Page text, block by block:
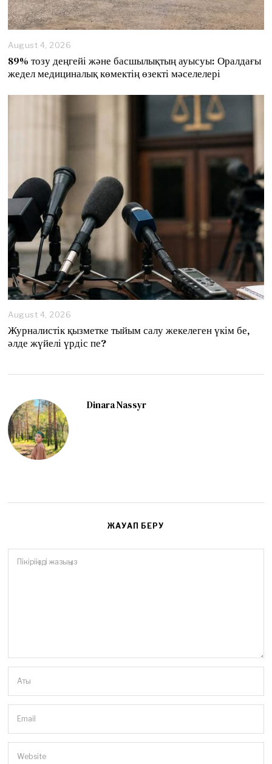
August 4, 2026
89% тозу деңгейі және басшылықтың ауысуы: Оралдағы
жедел медициналық көмектің өзекті мәселелері
August 4, 2026
g
u
Журналистік қызметке тыйым салу жекелеген үкім бе,
әлде жүйелі үрдіс пе?
Dinara Nassyr
ЖАУАП БЕРУ